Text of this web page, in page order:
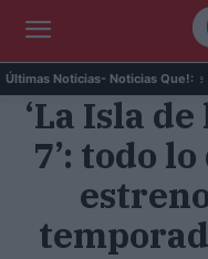
Últimas Noticias- Noticias Que!:
Disney+ fija la fecha de
‘La Isla
7’: todo